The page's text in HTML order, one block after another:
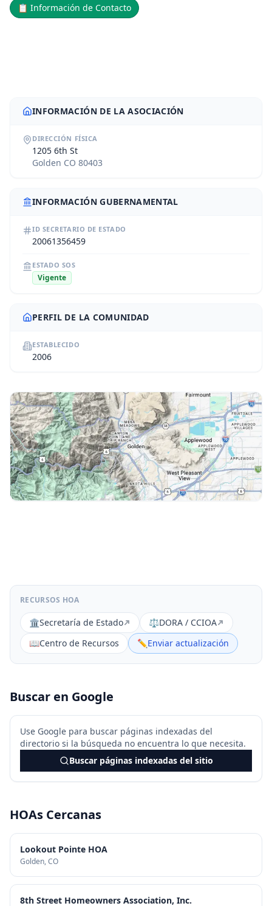
📋 Información de Contacto
INFORMACIÓN DE LA ASOCIACIÓN
DIRECCIÓN FÍSICA
1205 6th St
Golden CO 80403
INFORMACIÓN GUBERNAMENTAL
ID SECRETARIO DE ESTADO
20061356459
ESTADO SOS
Vigente
PERFIL DE LA COMUNIDAD
ESTABLECIDO
2006
RECURSOS HOA
🏛️Secretaría de Estado ⚖️DORA / CCIOA
📖Centro de Recursos ✏️Enviar actualización
Buscar en Google
Use Google para buscar páginas indexadas del
directorio si la búsqueda no encuentra lo que necesita.
Buscar páginas indexadas del sitio
HOAs Cercanas
Lookout Pointe HOA
Golden, CO
8th Street Homeowners Association, Inc.